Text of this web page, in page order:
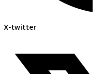
X-twitter